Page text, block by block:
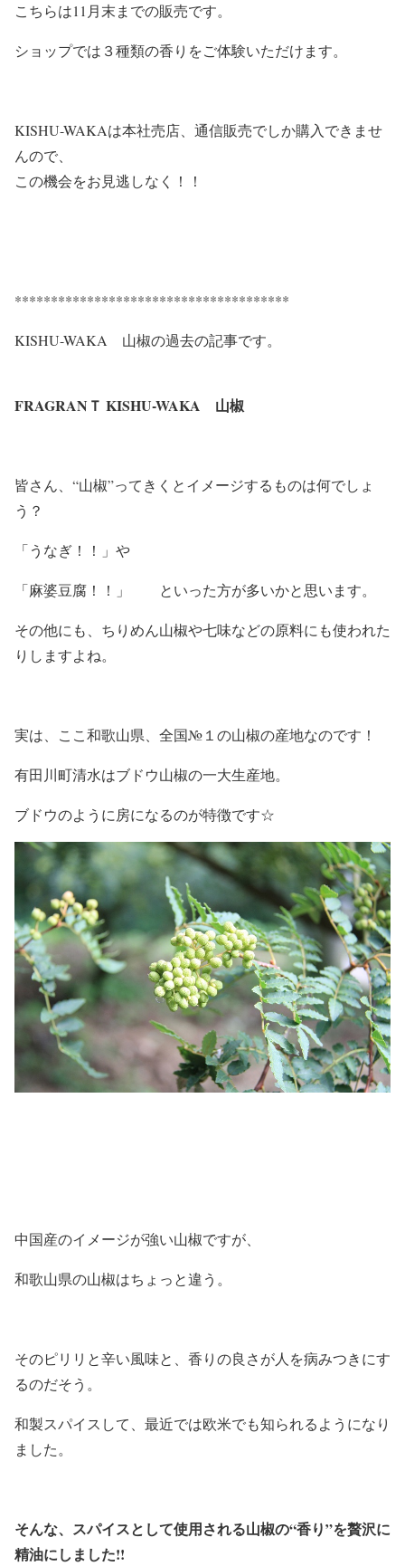
こちらは11月末までの販売です。
ショップでは３種類の香りをご体験いただけます。
KISHU-WAKAは本社売店、通信販売でしか購入できませ
んので、
この機会をお見逃しなく！！
**************************************
KISHU-WAKA 山椒の過去の記事です。
FRAGRANＴ KISHU-WAKA 山椒
皆さん、“山椒”ってきくとイメージするものは何でしょ
う？
「うなぎ！！」や
「麻婆豆腐！！」 といった方が多いかと思います。
その他にも、ちりめん山椒や七味などの原料にも使われた
りしますよね。
実は、ここ和歌山県、全国№１の山椒の産地なのです！
有田川町清水はブドウ山椒の一大生産地。
ブドウのように房になるのが特徴です☆
中国産のイメージが強い山椒ですが、
和歌山県の山椒はちょっと違う。
そのピリリと辛い風味と、香りの良さが人を病みつきにす
るのだそう。
和製スパイスして、最近では欧米でも知られるようになり
ました。
そんな、スパイスとして使用される山椒の“香り”を贅沢に
精油にしました!!